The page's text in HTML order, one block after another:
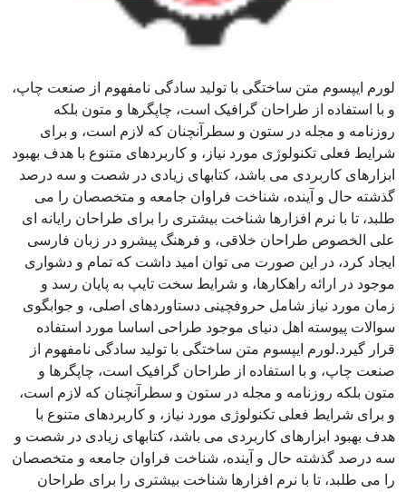
لورم ایپسوم متن ساختگی با تولید سادگی نامفهوم از صنعت چاپ،
و با استفاده از طراحان گرافیک است، چاپگرها و متون بلکه
روزنامه و مجله در ستون و سطرآنچنان که لازم است، و برای
شرایط فعلی تکنولوژی مورد نیاز، و کاربردهای متنوع با هدف بهبود
ابزارهای کاربردی می باشد، کتابهای زیادی در شصت و سه درصد
گذشته حال و آینده، شناخت فراوان جامعه و متخصصان را می
طلبد، تا با نرم افزارها شناخت بیشتری را برای طراحان رایانه ای
علی الخصوص طراحان خلاقی، و فرهنگ پیشرو در زبان فارسی
ایجاد کرد، در این صورت می توان امید داشت که تمام و دشواری
موجود در ارائه راهکارها، و شرایط سخت تایپ به پایان رسد و
زمان مورد نیاز شامل حروفچینی دستاوردهای اصلی، و جوابگوی
سوالات پیوسته اهل دنیای موجود طراحی اساسا مورد استفاده
قرار گیرد.لورم ایپسوم متن ساختگی با تولید سادگی نامفهوم از
صنعت چاپ، و با استفاده از طراحان گرافیک است، چاپگرها و
متون بلکه روزنامه و مجله در ستون و سطرآنچنان که لازم است،
و برای شرایط فعلی تکنولوژی مورد نیاز، و کاربردهای متنوع با
هدف بهبود ابزارهای کاربردی می باشد، کتابهای زیادی در شصت و
سه درصد گذشته حال و آینده، شناخت فراوان جامعه و متخصصان
را می طلبد، تا با نرم افزارها شناخت بیشتری را برای طراحان